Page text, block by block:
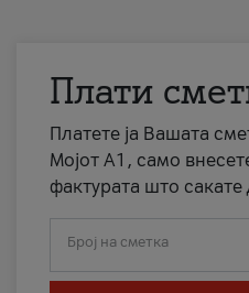
Плати
Платете ја Вашата
Мојот А1, само
фактурата што сакате
Број на сметка